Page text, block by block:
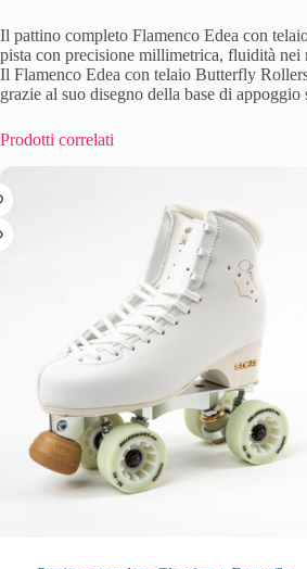
Il pattino completo Flamenco Edea con
pista con precisione millimetrica, fluidità nei
Il Flamenco Edea con telaio Butterfly
grazie al suo disegno della base di
Prodotti correlati